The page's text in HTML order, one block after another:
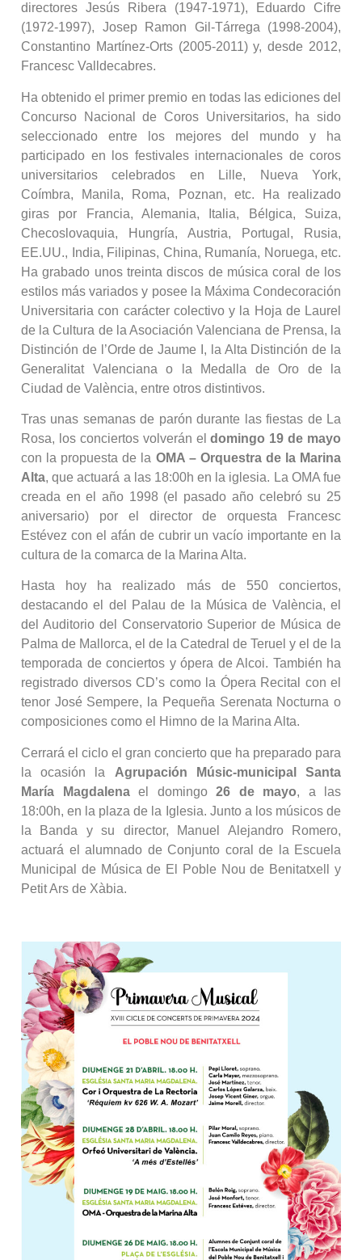
directores Jesús Ribera (1947-1971), Eduardo Cifre
(1972-1997), Josep Ramon Gil-Tárrega (1998-2004),
Constantino Martínez-Orts (2005-2011) y, desde 2012,
Francesc Valldecabres.
Ha obtenido el primer premio en todas las ediciones del
Concurso Nacional de Coros Universitarios, ha sido
seleccionado entre los mejores del mundo y ha
participado en los festivales internacionales de coros
universitarios celebrados en Lille, Nueva York,
Coímbra, Manila, Roma, Poznan, etc. Ha realizado
giras por Francia, Alemania, Italia, Bélgica, Suiza,
Checoslovaquia, Hungría, Austria, Portugal, Rusia,
EE.UU., India, Filipinas, China, Rumanía, Noruega, etc.
Ha grabado unos treinta discos de música coral de los
estilos más variados y posee la Máxima Condecoración
Universitaria con carácter colectivo y la Hoja de Laurel
de la Cultura de la Asociación Valenciana de Prensa, la
Distinción de l’Orde de Jaume I, la Alta Distinción de la
Generalitat Valenciana o la Medalla de Oro de la
Ciudad de València, entre otros distintivos.
Tras unas semanas de parón durante las fiestas de La
Rosa, los conciertos volverán eldomingo 19 de mayo
con la propuesta de la OMA – Orquestra de la Marina
Alta, que actuará a las 18:00h en la iglesia. La OMA fue
creada en el año 1998 (el pasado año celebró su 25
aniversario) por el director de orquesta Francesc
Estévez con el afán de cubrir un vacío importante en la
cultura de la comarca de la Marina Alta.
Hasta hoy ha realizado más de 550 conciertos,
destacando el del Palau de la Música de València, el
del Auditorio del Conservatorio Superior de Música de
Palma de Mallorca, el de la Catedral de Teruel y el de la
temporada de conciertos y ópera de Alcoi. También ha
registrado diversos CD’s como la Ópera Recital con el
tenor José Sempere, la Pequeña Serenata Nocturna o
composiciones como el Himno de la Marina Alta.
Cerrará el ciclo el gran concierto que ha preparado para
la ocasión la Agrupación Músic-municipal Santa
María Magdalenael domingo 26 de mayo, a las
18:00h, en la plaza de la Iglesia. Junto a los músicos de
la Banda y su director, Manuel Alejandro Romero,
actuará el alumnado de Conjunto coral de la Escuela
Municipal de Música de El Poble Nou de Benitatxell y
Petit Ars de Xàbia.